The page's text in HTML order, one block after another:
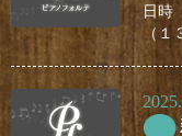
日時
（